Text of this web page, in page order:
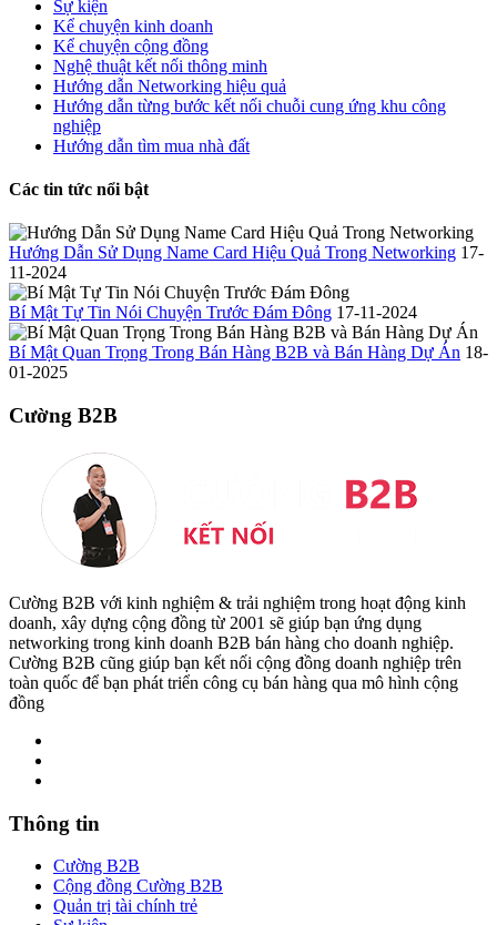
Sự kiện
Kể chuyện kinh doanh
Kể chuyện cộng đồng
Nghệ thuật kết nối thông minh
Hướng dẫn Networking hiệu quả
Hướng dẫn từng bước kết nối chuỗi cung ứng khu công
nghiệp
Hướng dẫn tìm mua nhà đất
Các tin tức nổi bật
Hướng Dẫn Sử Dụng Name Card Hiệu Quả Trong Networking 17-
11-2024
Bí Mật Tự Tin Nói Chuyện Trước Đám Đông 17-11-2024
Bí Mật Quan Trọng Trong Bán Hàng B2B và Bán Hàng Dự Án 18-
01-2025
Cường B2B
Cường B2B với kinh nghiệm & trải nghiệm trong hoạt động kinh
doanh, xây dựng cộng đồng từ 2001 sẽ giúp bạn ứng dụng
networking trong kinh doanh B2B bán hàng cho doanh nghiệp.
Cường B2B cũng giúp bạn kết nối cộng đồng doanh nghiệp trên
toàn quốc để bạn phát triển công cụ bán hàng qua mô hình cộng
đồng
Thông tin
Cường B2B
Cộng đồng Cường B2B
Quản trị tài chính trẻ